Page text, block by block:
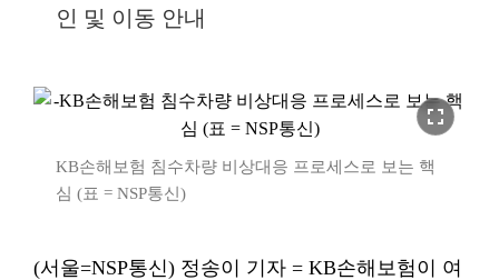
인 및 이동 안내
fullscreen
KB손해보험 침수차량 비상대응 프로세스로 보는 핵
심 (표 = NSP통신)
(서울=NSP통신) 정송이 기자 = KB손해보험이 여